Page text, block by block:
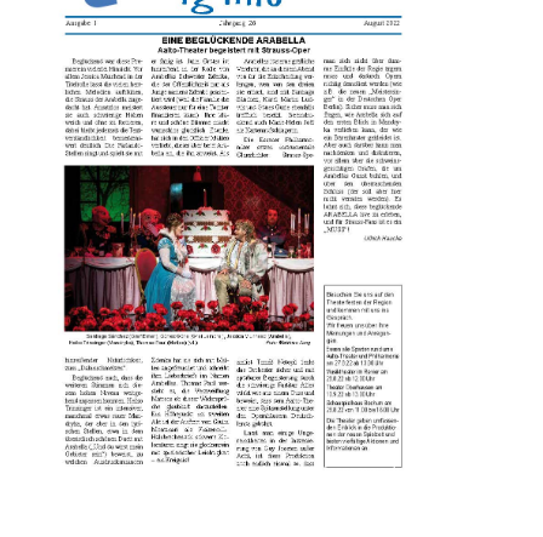
Ausgabe 26-1 | © Theatergemeinde